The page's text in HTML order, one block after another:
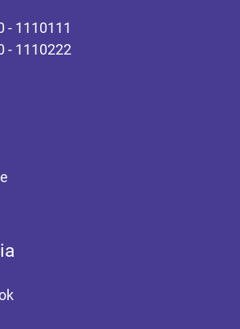
- 1110111
- 1110222